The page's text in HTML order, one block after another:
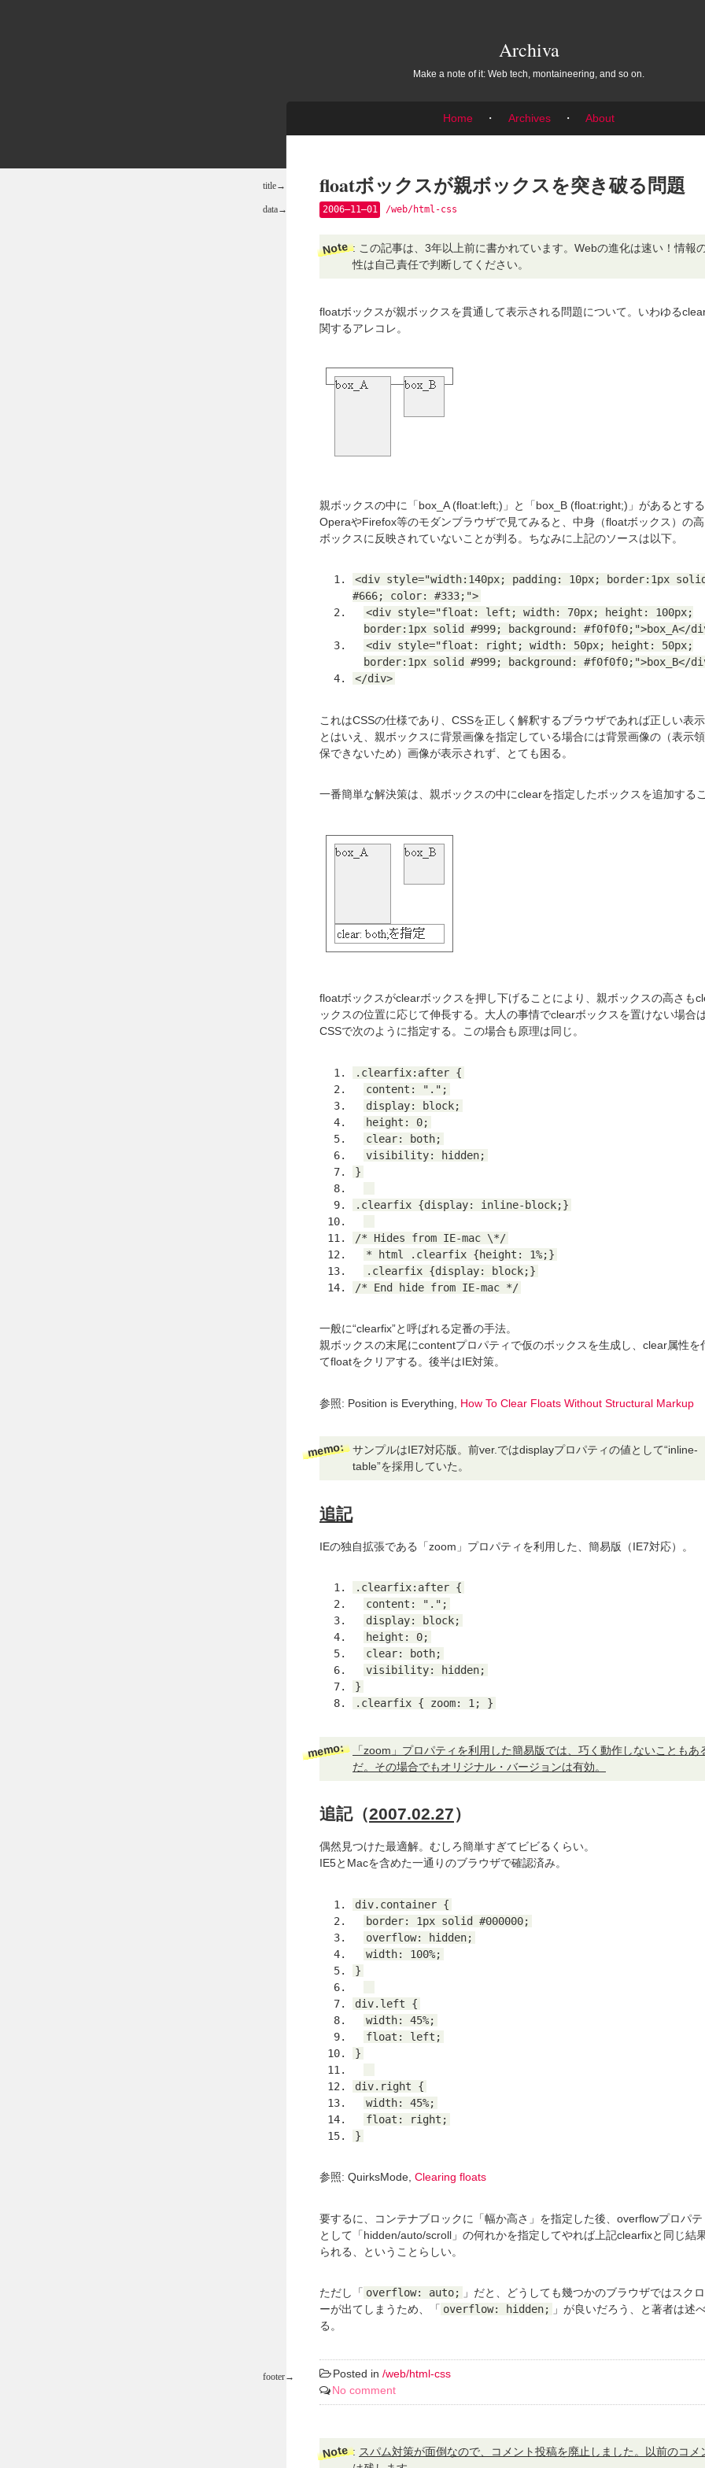
Archiva
Make a note of it: Web tech, montaineering, and so on.
Home ・ Archives ・ About
floatボックスが親ボックスを突き破る問題
2006–11–01 /web/html-css
Note : この記事は、3年以上前に書かれています。Webの進化は速い！情報
性は自己責任で判断してください。
floatボックスが親ボックスを貫通して表示される問題について。いわゆる
関するアレコレ。
親ボックスの中に「box_A (float:left;)」と「box_B (float:right;)」があるとす
OperaやFirefox等のモダンブラウザで見てみると、中身（floatボックス）の
ボックスに反映されていないことが判る。ちなみに上記のソースは以下。
<div style="width:140px; padding: 10px; border:1px
#666; color: #333;">
<div style="float: left; width: 70px; height: 100px;
border:1px solid #999; background: #f0f0f0;">box_A</
<div style="float: right; width: 50px; height: 50px;
border:1px solid #999; background: #f0f0f0;">box_B</
</div>
これはCSSの仕様であり、CSSを正しく解釈するブラウザであれば正しい表
とはいえ、親ボックスに背景画像を指定している場合には背景画像の（表示
保できないため）画像が表示されず、とても困る。
一番簡単な解決策は、親ボックスの中にclearを指定したボックスを追加する
floatボックスがclearボックスを押し下げることにより、親ボックスの高さも
ックスの位置に応じて伸長する。大人の事情でclearボックスを置けない場合
CSSで次のように指定する。この場合も原理は同じ。
.clearfix:after {
content: ".";
display: block;
height: 0;
clear: both;
visibility: hidden;
}
.clearfix {display: inline-block;}
/* Hides from IE-mac \*/
* html .clearfix {height: 1%;}
.clearfix {display: block;}
/* End hide from IE-mac */
一般に“clearfix”と呼ばれる定番の手法。
親ボックスの末尾にcontentプロパティで仮のボックスを生成し、clear属性を
てfloatをクリアする。後半はIE対策。
参照: Position is Everything, How To Clear Floats Without Structural Markup
memo:
サンプルはIE7対応版。前ver.ではdisplayプロパティの値として“inline-
table”を採用していた。
追記
IEの独自拡張である「zoom」プロパティを利用した、簡易版（IE7対応）。
.clearfix:after {
content: ".";
display: block;
height: 0;
clear: both;
visibility: hidden;
}
.clearfix { zoom: 1; }
memo:
「zoom」プロパティを利用した簡易版では、巧く動作しないこともあ
だ。その場合でもオリジナル・バージョンは有効。
追記（2007.02.27）
偶然見つけた最適解。むしろ簡単すぎてビビるくらい。
IE5とMacを含めた一通りのブラウザで確認済み。
div.container {
border: 1px solid #000000;
overflow: hidden;
width: 100%;
}
div.left {
width: 45%;
float: left;
}
div.right {
width: 45%;
float: right;
}
参照: QuirksMode, Clearing floats
要するに、コンテナブロックに「幅か高さ」を指定した後、overflowプロパ
として「hidden/auto/scroll」の何れかを指定してやれば上記clearfixと同じ結
られる、ということらしい。
ただし「 overflow: auto;
」だと、どうしても幾つかのブラウザではスク
ーが出てしまうため、「 overflow: hidden;
」が良いだろう、と著者は述
る。
Posted in /web/html-css
No comment
Note : スパム対策が面倒なので、コメント投稿を廃止しました。以前のコメ